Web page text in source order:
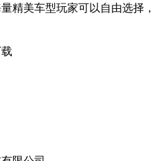
精美车型玩家可以自由选择